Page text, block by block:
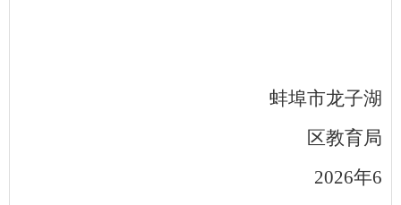
蚌埠市龙子湖
区教育局
2026年6